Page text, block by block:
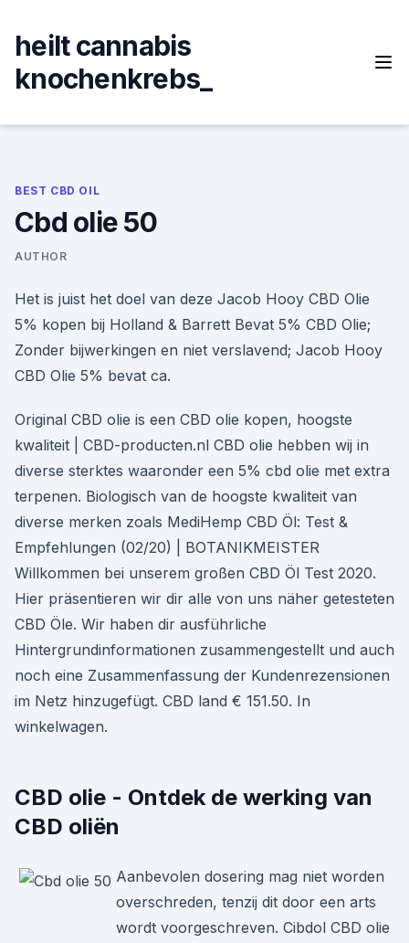
content
heilt cannabis
knochenkrebs_
BEST CBD OIL
Cbd olie 50
AUTHOR
Het is juist het doel van deze Jacob Hooy CBD Olie
5% kopen bij Holland & Barrett Bevat 5% CBD Olie;
Zonder bijwerkingen en niet verslavend; Jacob Hooy
CBD Olie 5% bevat ca.
Original CBD olie is een CBD olie kopen, hoogste
kwaliteit | CBD-producten.nl CBD olie hebben wij in
diverse sterktes waaronder een 5% cbd olie met extra
terpenen. Biologisch van de hoogste kwaliteit van
diverse merken zoals MediHemp CBD Öl: Test &
Empfehlungen (02/20) | BOTANIKMEISTER
Willkommen bei unserem großen CBD Öl Test 2020.
Hier präsentieren wir dir alle von uns näher getesteten
CBD Öle. Wir haben dir ausführliche
Hintergrundinformationen zusammengestellt und auch
noch eine Zusammenfassung der Kundenrezensionen
im Netz hinzugefügt. CBD land € 151.50. In
winkelwagen.
CBD olie - Ontdek de werking van
CBD oliën
Aanbevolen dosering mag niet worden
overschreden, tenzij dit door een arts
wordt voorgeschreven. Cibdol CBD olie